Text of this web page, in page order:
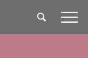
site